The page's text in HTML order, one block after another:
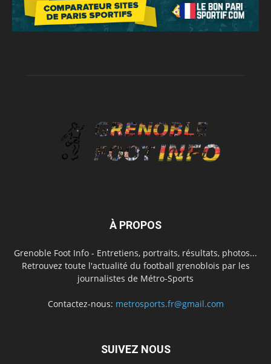
À PROPOS
Grenoble Foot Info - Entretiens, portraits, résultats, photos...
Retrouvez toute l'actualité du football grenoblois par les
journalistes de Métro-Sports
Contactez-nous: metrosports.fr@gmail.com
SUIVEZ NOUS